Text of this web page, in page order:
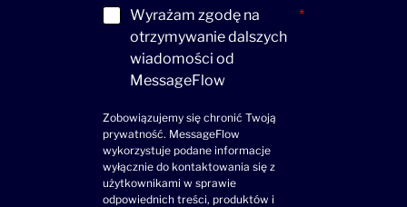
Acceptance
(wymagane)
Wyrażam zgodę na
otrzymywanie dalszych
wiadomości od
MessageFlow
*
Zobowiązujemy się chronić Twoją
prywatność. MessageFlow
wykorzystuje podane informacje
wyłącznie do kontaktowania się z
użytkownikami w sprawie
odpowiednich treści, produktów i